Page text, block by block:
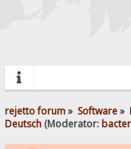
rejetto forum» Software»
Deutsch (Moderator: bacter